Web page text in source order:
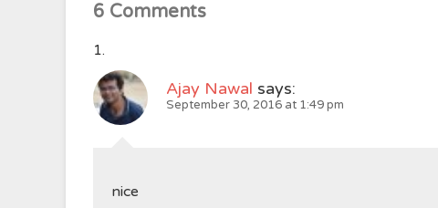
6 Comments
Ajay Nawal says:
September 30, 2016 at 1:49 pm
nice